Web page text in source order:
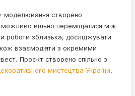
моделювання створено
можливо вільно переміщатися між
роботи зблизька, досліджувати
взаємодіяти з окремими
Проєкт створено спільно з
мистецтва України.